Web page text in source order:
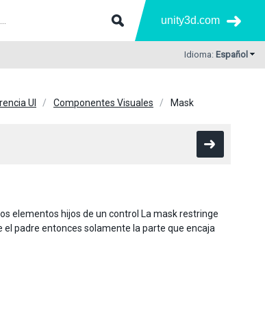
unity3d.com
Idioma: Español
UI Componentes Visuales Mask
elementos hijos de un control La mask restringe
el padre entonces solamente la parte que encaja